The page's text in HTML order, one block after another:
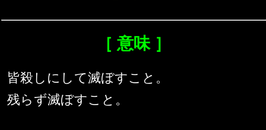
［ 意味 ］
皆殺しにして滅ぼすこと。
残らず滅ぼすこと。